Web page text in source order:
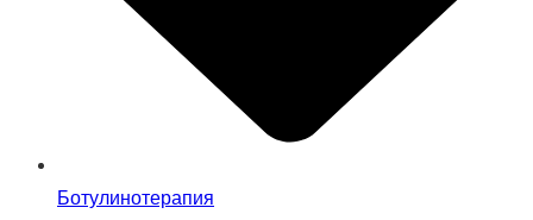
Ботулинотерапия